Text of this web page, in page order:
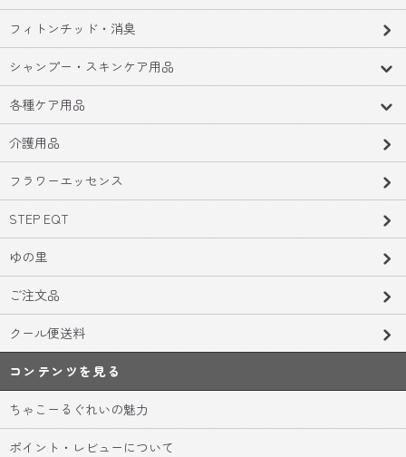
フィトンチッド・消臭
シャンプー・スキンケア用品
各種ケア用品
介護用品
フラワーエッセンス
STEP EQT
ゆの里
ご注文品
クール便送料
コンテンツを見る
ちゃこーるぐれいの魅力
ポイント・レビューについて